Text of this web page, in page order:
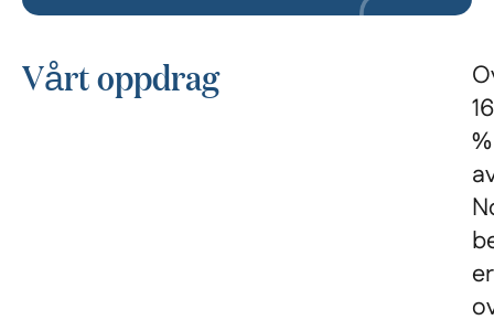
Vårt oppdrag
16
%
er